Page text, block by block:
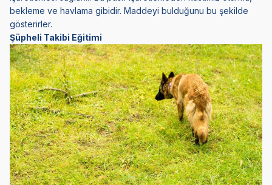
bekleme ve havlama gibidir. Maddeyi bulduğunu bu şekilde
gösterirler.
Şüpheli Takibi Eğitimi